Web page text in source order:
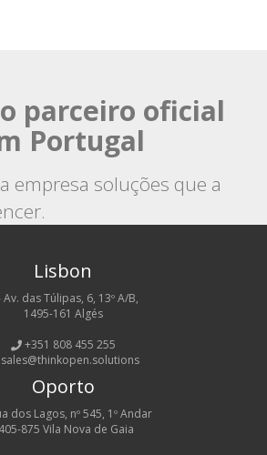
parceiro oficial
Portugal
empresa soluções que a
NOS
Lisbon
Av. das Túlipas, 6, 13º A/B,
1495-161 Algés
+351 808 455 255
sales@thinkopen.solutions
Oporto
dos Lagos, nº 545, 1º Andar
875 Vila Nova de Gaia